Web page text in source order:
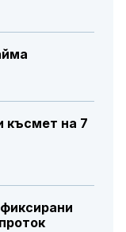
късмет на 7